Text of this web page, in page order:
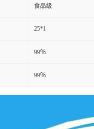
食品级
25*1
99％
99％